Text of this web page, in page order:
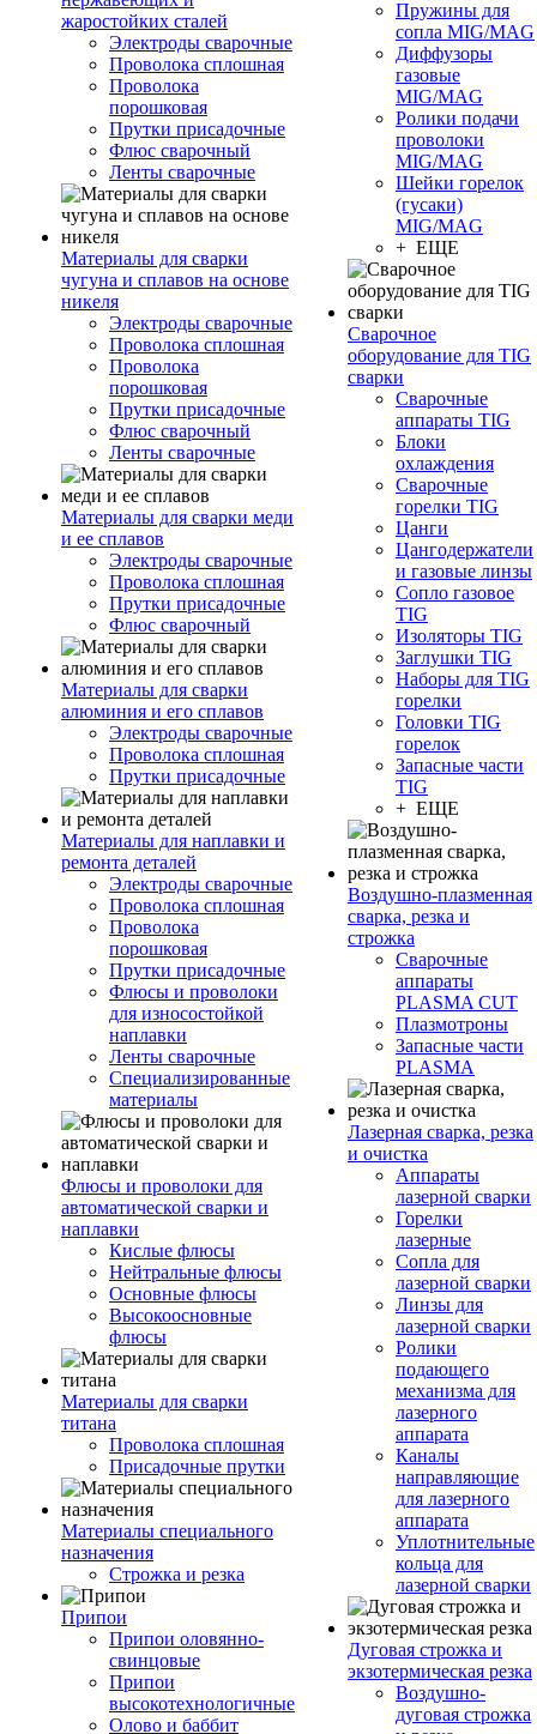
жаростойких сталей
Электроды сварочные
Проволока сплошная
Проволока
порошковая
Прутки присадочные
Флюс сварочный
Ленты сварочные
Материалы для сварки
чугуна и сплавов на основе
никеля
Электроды сварочные
Проволока сплошная
Проволока
порошковая
Прутки присадочные
Флюс сварочный
Ленты сварочные
Материалы для сварки меди
и ее сплавов
Электроды сварочные
Проволока сплошная
Прутки присадочные
Флюс сварочный
Материалы для сварки
алюминия и его сплавов
Электроды сварочные
Проволока сплошная
Прутки присадочные
Материалы для наплавки и
ремонта деталей
Электроды сварочные
Проволока сплошная
Проволока
порошковая
Прутки присадочные
Флюсы и проволоки
для износостойкой
наплавки
Ленты сварочные
Специализированные
материалы
Флюсы и проволоки для
автоматической сварки и
наплавки
Кислые флюсы
Нейтральные флюсы
Основные флюсы
Высокоосновные
флюсы
Материалы для сварки
титана
Проволока сплошная
Присадочные прутки
Материалы специального
назначения
Строжка и резка
Припои
Припои оловянно-
свинцовые
Припои
высокотехнологичные
Олово и баббит
Пружины для
сопла MIG/MAG
Диффузоры
газовые
MIG/MAG
Ролики подачи
проволоки
MIG/MAG
Шейки горелок
(гусаки)
MIG/MAG
+ ЕЩЕ
Сварочное
оборудование для TIG
сварки
Сварочные
аппараты TIG
Блоки
охлаждения
Сварочные
горелки TIG
Цанги
Цангодержатели
и газовые линзы
Сопло газовое
TIG
Изоляторы TIG
Заглушки TIG
Наборы для TIG
горелки
Головки TIG
горелок
Запасные части
TIG
+ ЕЩЕ
Воздушно-плазменная
сварка, резка и
строжка
Сварочные
аппараты
PLASMA CUT
Плазмотроны
Запасные части
PLASMA
Лазерная сварка, резка
и очистка
Аппараты
лазерной сварки
Горелки
лазерные
Сопла для
лазерной сварки
Линзы для
лазерной сварки
Ролики
подающего
механизма для
лазерного
аппарата
Каналы
направляющие
для лазерного
аппарата
Уплотнительные
кольца для
лазерной сварки
Дуговая строжка и
экзотермическая резка
Воздушно-
дуговая строжка